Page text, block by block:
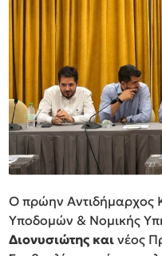
Ο πρώην Αντιδήμαρχος
Υποδομών & Νομικής
Διονυσιώτης καινέος